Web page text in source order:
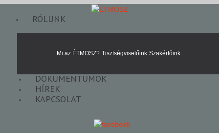
RÓLUNK
Mi az ÉTMOSZ? Tisztségviselőink Szakértőink
DOKUMENTUMOK
HÍREK
KAPCSOLAT